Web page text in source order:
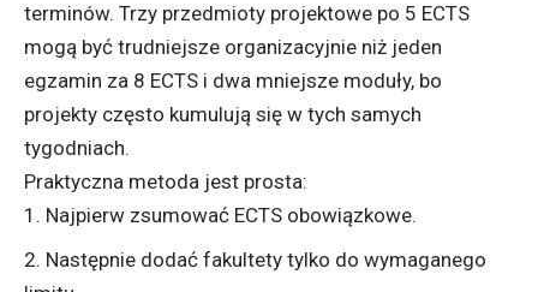
terminów. Trzy przedmioty projektowe po 5 ECTS
mogą być trudniejsze organizacyjnie niż jeden
egzamin za 8 ECTS i dwa mniejsze moduły, bo
projekty często kumulują się w tych samych
tygodniach.
Praktyczna metoda jest prosta:
Najpierw zsumować ECTS obowiązkowe.
Następnie dodać fakultety tylko do wymaganego